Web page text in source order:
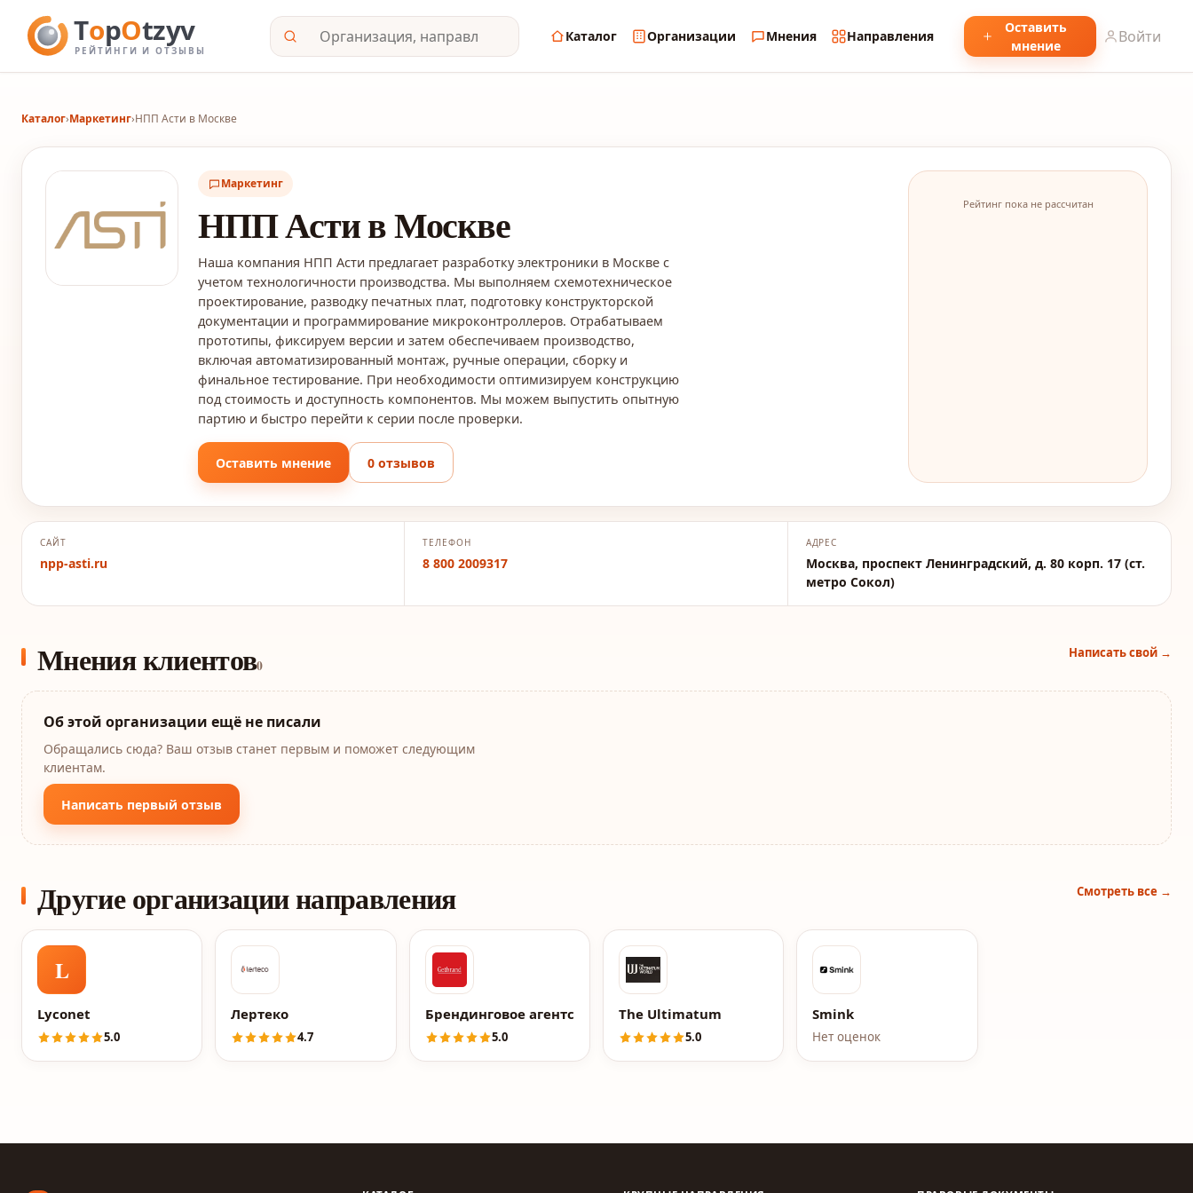
Каталог Организации Мнения Направления
Оставить
мнение
Войти
Каталог›Маркетинг›НПП Асти в Москве
Маркетинг
НПП Асти в Москве
Наша компания НПП Асти предлагает разработку электроники в Москве с
учетом технологичности производства. Мы выполняем схемотехническое
проектирование, разводку печатных плат, подготовку конструкторской
документации и программирование микроконтроллеров. Отрабатываем
прототипы, фиксируем версии и затем обеспечиваем производство,
включая автоматизированный монтаж, ручные операции, сборку и
финальное тестирование. При необходимости оптимизируем конструкцию
под стоимость и доступность компонентов. Мы можем выпустить опытную
партию и быстро перейти к серии после проверки.
Оставить мнение 0 отзывов
Рейтинг пока не рассчитан
САЙТ
npp-asti.ru
ТЕЛЕФОН
8 800 2009317
АДРЕС
Москва, проспект Ленинградский, д. 80 корп. 17 (ст.
метро Сокол)
Мнения клиентов0
Написать свой →
Об этой организации ещё не писали
Обращались сюда? Ваш отзыв станет первым и поможет следующим
клиентам.
Написать первый отзыв
Другие организации направления Смотреть все →
L
Lyconet
5.0
Лертеко
4.7
Брендинговое агентство Getbrand
5.0
The Ultimatum
5.0
Smink
Нет оценок